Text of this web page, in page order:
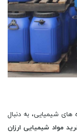
های شیمیایی، به دنبال
مواد شیمیایی ارزان